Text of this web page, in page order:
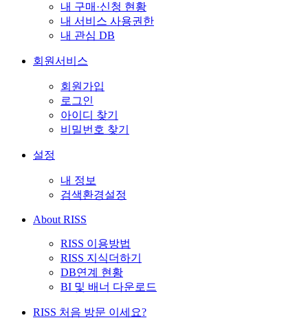
내 구매·신청 현황
내 서비스 사용권한
내 관심 DB
회원서비스
회원가입
로그인
아이디 찾기
비밀번호 찾기
설정
내 정보
검색환경설정
About RISS
RISS 이용방법
RISS 지식더하기
DB연계 현황
BI 및 배너 다운로드
RISS 처음 방문 이세요?